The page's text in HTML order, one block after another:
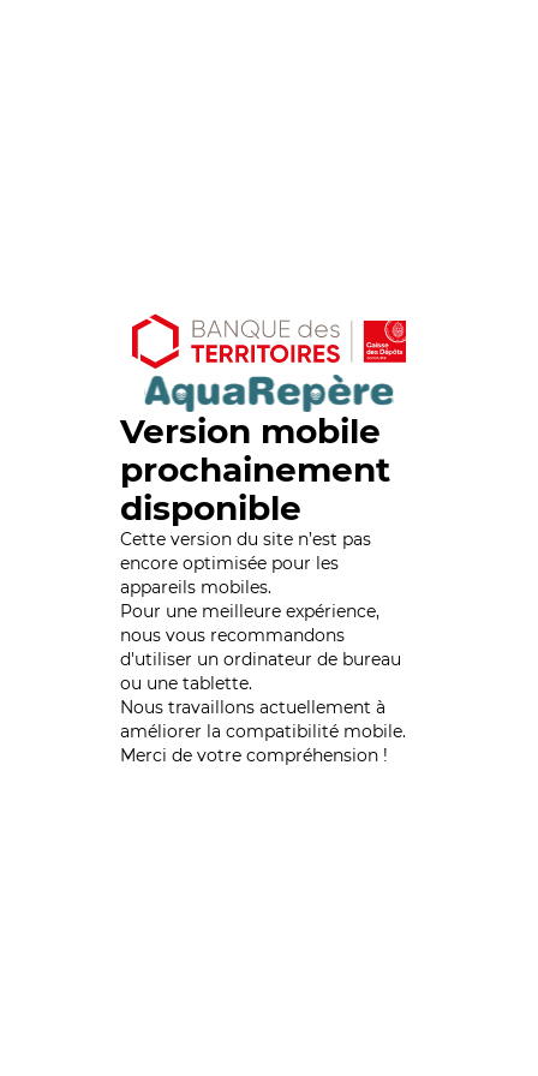
Version mobile
prochainement
disponible
Cette version du site n’est pas
encore optimisée pour les
appareils mobiles.
Pour une meilleure expérience,
nous vous recommandons
d'utiliser un ordinateur de bureau
ou une tablette.
Nous travaillons actuellement à
améliorer la compatibilité mobile.
Merci de votre compréhension !